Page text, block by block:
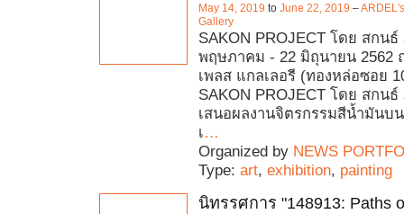
May 14, 2019 to June 22, 2019 –
Gallery
SAKON PROJECT โดย สกน
พฤษภาคม - 22 มิถุนายน 2562
เพลส แกลเลอรี (ทองหล่อซอย
SAKON PROJECT โดย สกน
เสนอผลงานจิตรกรรมสีน้ำมันบ
เ…
Organized by NEWS
Type: art, exhibition, painting
นิทรรศการ "148913: Paths